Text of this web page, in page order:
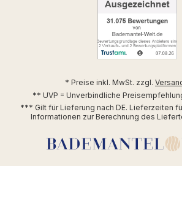
* Preise inkl. MwSt. zzgl.
** UVP = Unverbindliche
*** Gilt für Lieferung nach DE. Lieferzeiten
Informationen zur Berechnung des